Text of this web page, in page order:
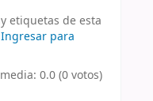
etiquetas de esta
Ingresar para
0.0 (0 votos)